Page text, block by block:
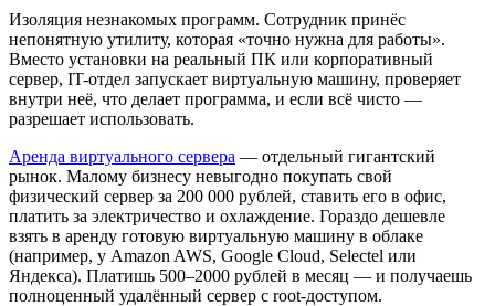
Изоляция незнакомых программ. Сотрудник принёс
непонятную утилиту, которая «точно нужна для работы».
Вместо установки на реальный ПК или корпоративный
сервер, IT-отдел запускает виртуальную машину, проверяет
внутри неё, что делает программа, и если всё чисто —
разрешает использовать.
Аренда виртуального сервера — отдельный гигантский
рынок. Малому бизнесу невыгодно покупать свой
физический сервер за 200 000 рублей, ставить его в офис,
платить за электричество и охлаждение. Гораздо дешевле
взять в аренду готовую виртуальную машину в облаке
(например, у Amazon AWS, Google Cloud, Selectel или
Яндекса). Платишь 500–2000 рублей в месяц — и получаешь
полноценный удалённый сервер с root-доступом.